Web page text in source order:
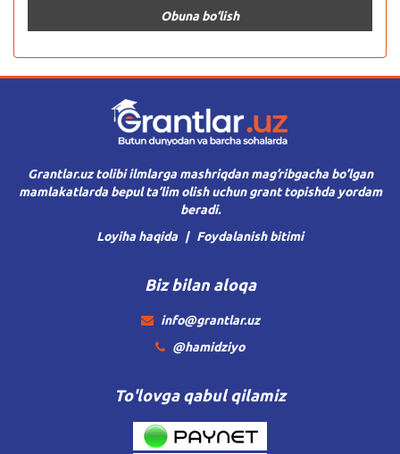
Grantlar.uz tolibi ilmlarga mashriqdan mag’ribgacha bo’lgan
mamlakatlarda bepul ta’lim olish uchun grant topishda yordam
beradi.
Loyiha haqida
Foydalanish bitimi
Biz bilan aloqa
info@grantlar.uz
@hamidziyo
To'lovga qabul qilamiz